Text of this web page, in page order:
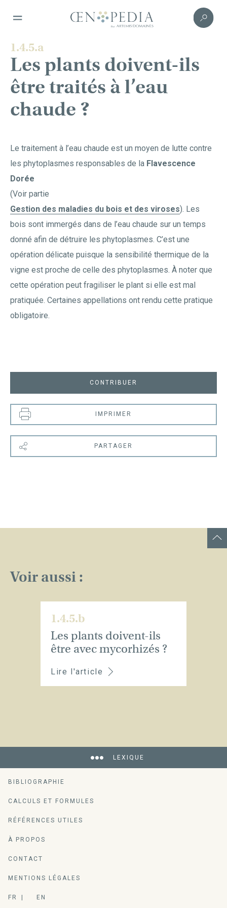
1.4.5.a
Les plants doivent-ils
être traités à l’eau
chaude ?
Le traitement à l’eau chaude est un moyen de lutte contre
les phytoplasmes responsables de la Flavescence
Dorée
(Voir partie
Gestion des maladies du bois et des viroses). Les
bois sont immergés dans de l’eau chaude sur un temps
donné afin de détruire les phytoplasmes. C’est une
opération délicate puisque la sensibilité thermique de la
vigne est proche de celle des phytoplasmes. À noter que
cette opération peut fragiliser le plant si elle est mal
pratiquée. Certaines appellations ont rendu cette pratique
obligatoire.
CONTRIBUER
IMPRIMER
PARTAGER
Voir aussi :
1.4.5.b
Les plants doivent-ils
être avec mycorhizés ?
Lire l'article
LEXIQUE
BIBLIOGRAPHIE
CALCULS ET FORMULES
RÉFÉRENCES UTILES
À PROPOS
CONTACT
MENTIONS LÉGALES
FR EN